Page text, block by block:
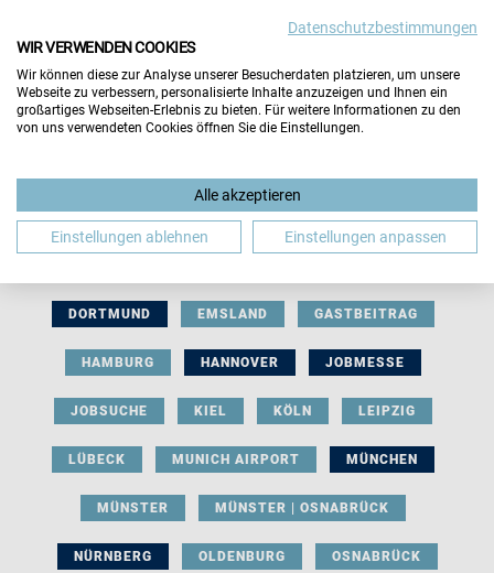
BERUFLICHE ORIENTIERUNG BEWERBUNG
DORTMUND EMSLAND GASTBEITRAG
HAMBURG HANNOVER JOBMESSE
JOBSUCHE KIEL KÖLN LEIPZIG
LÜBECK MUNICH AIRPORT MÜNCHEN
MÜNSTER MÜNSTER | OSNABRÜCK
NÜRNBERG OLDENBURG OSNABRÜCK
Datenschutzbestimmungen
WIR VERWENDEN COOKIES
Wir können diese zur Analyse unserer Besucherdaten platzieren, um unsere
Webseite zu verbessern, personalisierte Inhalte anzuzeigen und Ihnen ein
großartiges Webseiten-Erlebnis zu bieten. Für weitere Informationen zu den
von uns verwendeten Cookies öffnen Sie die Einstellungen.
Alle akzeptieren
Einstellungen ablehnen Einstellungen anpassen